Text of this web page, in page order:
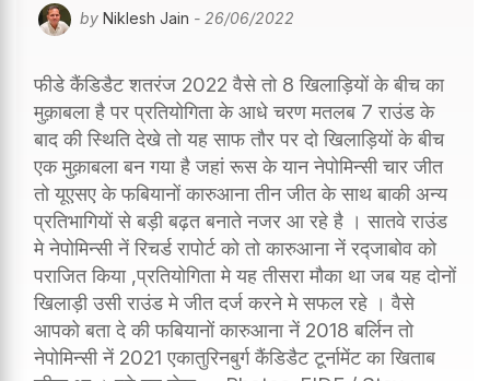
by Niklesh Jain - 26/06/2022
फीडे कैंडिडैट शतरंज 2022 वैसे तो 8 खिलाड़ियों के बीच का
मुक़ाबला है पर प्रतियोगिता के आधे चरण मतलब 7 राउंड के
बाद की स्थिति देखे तो यह साफ तौर पर दो खिलाड़ियों के बीच
एक मुक़ाबला बन गया है जहां रूस के यान नेपोमिन्सी चार जीत
तो यूएसए के फबियानों कारुआना तीन जीत के साथ बाकी अन्य
प्रतिभागियों से बड़ी बढ़त बनाते नजर आ रहे है । सातवे राउंड
मे नेपोमिन्सी नें रिचर्ड रापोर्ट को तो कारुआना नें रद्जाबोव को
पराजित किया ,प्रतियोगिता मे यह तीसरा मौका था जब यह दोनों
खिलाड़ी उसी राउंड मे जीत दर्ज करने मे सफल रहे । वैसे
आपको बता दे की फबियानों कारुआना नें 2018 बर्लिन तो
नेपोमिन्सी नें 2021 एकातुरिनबुर्ग कैंडिडैट टूर्नामेंट का खिताब